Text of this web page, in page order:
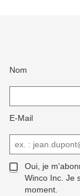
Nom
E-Mail
Oui, je
Winco Inc. Je
moment.